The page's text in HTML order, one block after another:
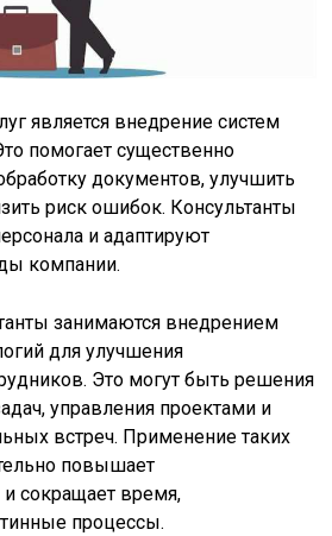
является внедрение систем
помогает существенно
документов, улучшить
риск ошибок. Консультанты
и адаптируют
компании.
занимаются внедрением
для улучшения
Это могут быть решения
управления проектами и
встреч. Применение таких
повышает
и сокращает время,
процессы.